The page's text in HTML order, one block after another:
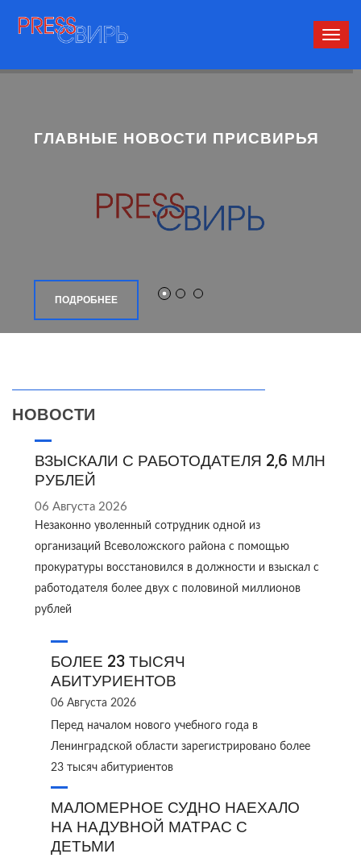
ГЛАВНЫЕ НОВОСТИ ПРИСВИРЬЯ
НОВОСТИ
ВЗЫСКАЛИ С РАБОТОДАТЕЛЯ 2,6 МЛН
РУБЛЕЙ
06 Августа 2026
Незаконно уволенный сотрудник одной из
организаций Всеволожского района с помощью
прокуратуры восстановился в должности и взыскал с
работодателя более двух с половиной миллионов
рублей
БОЛЕЕ 23 ТЫСЯЧ
АБИТУРИЕНТОВ
06 Августа 2026
Перед началом нового учебного года в
Ленинградской области зарегистрировано более
23 тысяч абитуриентов
МАЛОМЕРНОЕ СУДНО НАЕХАЛО
НА НАДУВНОЙ МАТРАС С
ДЕТЬМИ